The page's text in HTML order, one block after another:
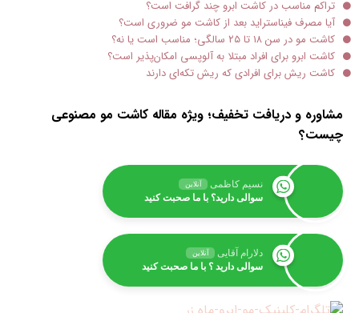
تراکم مناسب در کاشت ابرو چند گرافت است؟
آیا مصرف فیناستراید بعد از کاشت مو ضروری است؟
کاشت مو در سن ۱۸ تا ۲۵ سالگی؛ مناسب است یا نه؟
کاشت ابرو برای افراد مبتلا به آلوپسی امکان‌پذیر است؟
کاشت ریش برای افرادی که ریش تکه‌ای دارند
مشاوره و دریافت تخفیف؛ ویژه مقاله کاشت مو مصنوعی
چیست؟
نسیم کاظمی آنلاین
سوالی دارید؟ با ما صحبت کنید
دلارام آقایی آنلاین
سوالی دارید ؟ با ما صحبت کنید